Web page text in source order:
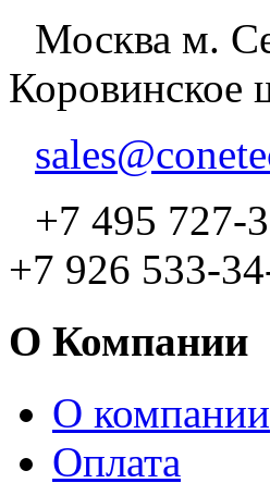
Москва м.
Коровинское
+7 495 727-
+7 926 533-
О Компании
О компании
Оплата